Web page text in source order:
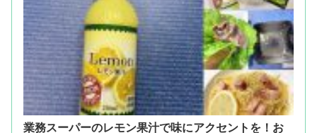
業務スーパーのレモン果汁で味にアクセントを！お